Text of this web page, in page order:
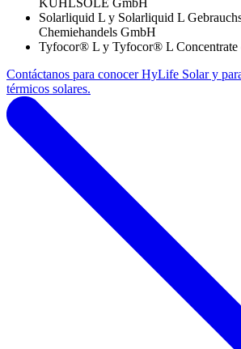
Solarliquid L y Solarliquid L
Chemiehandels GmbH
Tyfocor® L y Tyfocor® L Concentrate
Contáctanos para conocer HyLife Solar y
térmicos solares.